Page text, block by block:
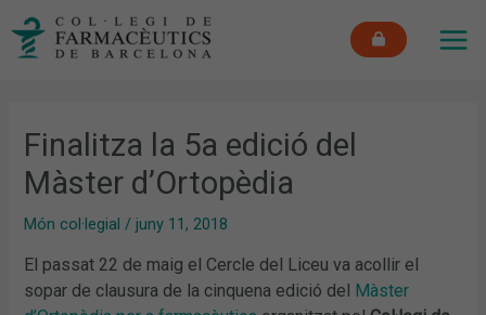
Finalitza la 5a edició del
Màster d’Ortopèdia
Món col·legial /juny 11, 2018
El passat 22 de maig el Cercle del Liceu va acollir el
sopar de clausura de la cinquena edició del Màster